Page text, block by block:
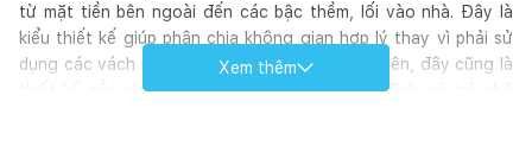
từ mặt tiền bên ngoài đến các bậc thềm, lối vào nhà. Đây là
kiểu thiết kế giúp phân chia không gian hợp lý thay vì phải sử
dụng các vách ngăn tường cứng nhắc. Tuy nhiên, đây cũng là
thiết kế cần phải được cân nhắc đối với gia đình có trẻ nhỏ
Xem thêm